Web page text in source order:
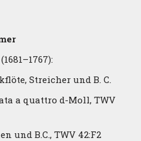
(1681–1767):
Streicher und B. C.
a quattro d-Moll, TWV
und B.C., TWV 42:F2